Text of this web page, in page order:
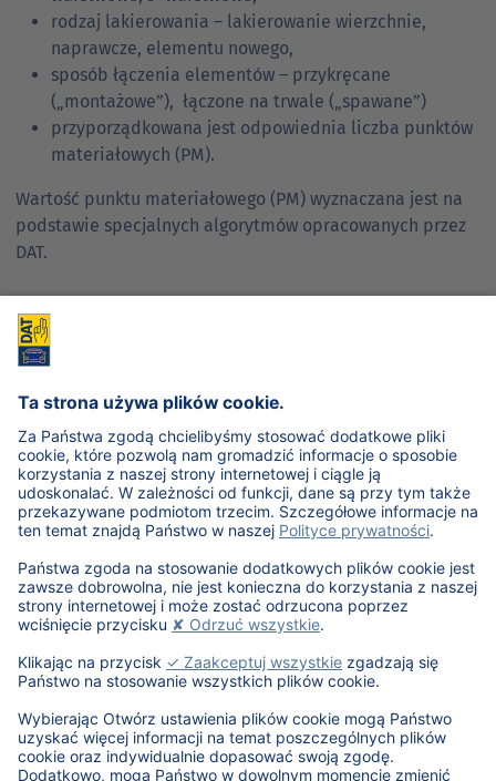
rodzaj lakierowania – lakierowanie wierzchnie,
naprawcze, elementu nowego,
sposób łączenia elementów – przykręcane
(„montażowe”), łączone na trwale („spawane”)
przyporządkowana jest odpowiednia liczba punktów
materiałowych (PM).
Wartość punktu materiałowego (PM) wyznaczana jest na
podstawie specjalnych algorytmów opracowanych przez
DAT.
materiały, jak np.:
materiały do osłaniania,
szpachlówki,
farby / lakiery podkładowe,
lakiery bazowe i rozcieńczalniki (w tym komponenty
typu perła, mica i xirallic)
lakiery bezbarwne (w tym matowe i o podwyższonej
twardości), rozcieńczalniki i utwardzacze
materiały polerskie,
materiały pomocnicze.
Wróć